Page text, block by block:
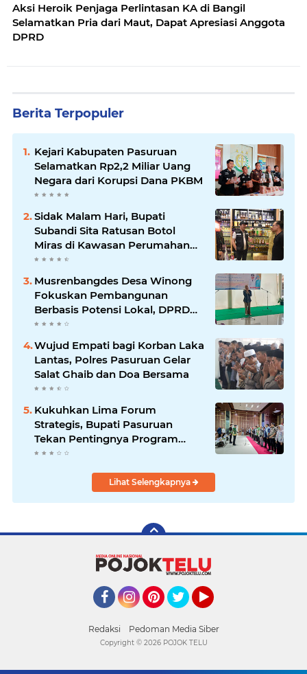
Aksi Heroik Penjaga Perlintasan KA di Bangil
Selamatkan Pria dari Maut, Dapat Apresiasi Anggota
DPRD
Berita Terpopuler
Kejari Kabupaten Pasuruan
Selamatkan Rp2,2 Miliar Uang
Negara dari Korupsi Dana PKBM
Sidak Malam Hari, Bupati
Subandi Sita Ratusan Botol
Miras di Kawasan Perumahan
Sidoarjo
Musrenbangdes Desa Winong
Fokuskan Pembangunan
Berbasis Potensi Lokal, DPRD
Optimistis Meski Dihantam
Wujud Empati bagi Korban Laka
Lantas, Polres Pasuruan Gelar
Salat Ghaib dan Doa Bersama
Kukuhkan Lima Forum
Strategis, Bupati Pasuruan
Tekan Pentingnya Program
Nyata untuk Rakyat
Lihat Selengkapnya
Redaksi Pedoman Media Siber
Copyright © 2026 POJOK TELU